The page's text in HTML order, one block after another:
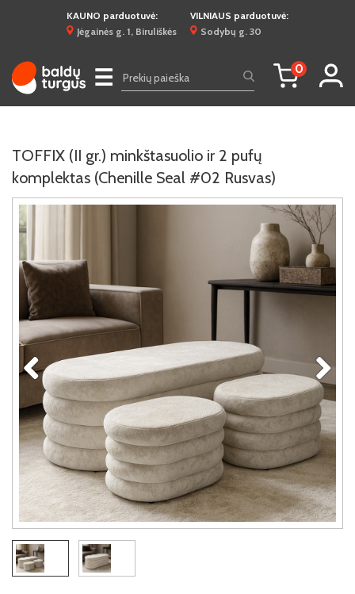
KAUNO parduotuvė:
Jėgainės g. 1, Biruliškės
VILNIAUS parduotuvė:
Sodybų g. 30
☰ 0
TOFFIX (II gr.) minkštasuolio ir 2 pufų
komplektas (Chenille Seal #02 Rusvas)